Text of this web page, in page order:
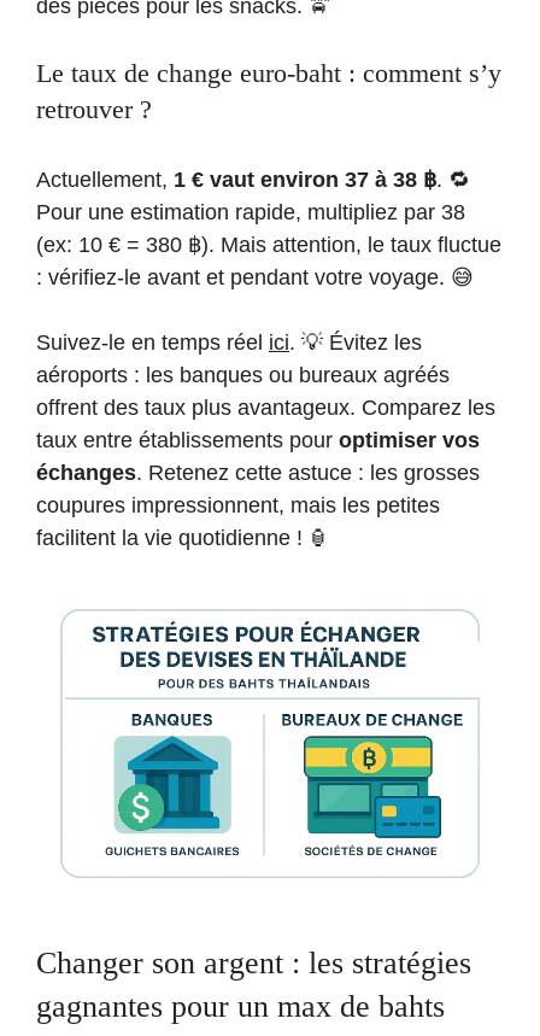
des pièces pour les snacks. 🚖
Le taux de change euro-baht : comment s’y
retrouver ?
Actuellement, 1 € vaut environ 37 à 38 ฿. 🔁
Pour une estimation rapide, multipliez par 38
(ex: 10 € = 380 ฿). Mais attention, le taux fluctue
: vérifiez-le avant et pendant votre voyage. 😅
Suivez-le en temps réel ici. 💡 Évitez les
aéroports : les banques ou bureaux agréés
offrent des taux plus avantageux. Comparez les
taux entre établissements pour optimiser vos
échanges. Retenez cette astuce : les grosses
coupures impressionnent, mais les petites
facilitent la vie quotidienne ! 🏮
Changer son argent : les stratégies
gagnantes pour un max de bahts